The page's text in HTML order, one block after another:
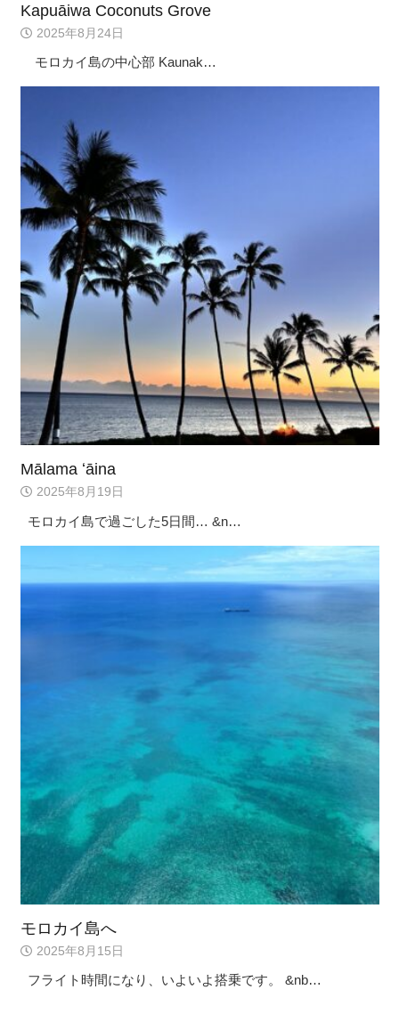
Kapuāiwa Coconuts Grove
2025年8月24日
モロカイ島の中心部 Kaunak…
Mālama ʻāina
2025年8月19日
モロカイ島で過ごした5日間… &n…
モロカイ島へ
2025年8月15日
フライト時間になり、いよいよ搭乗です。 &nb…